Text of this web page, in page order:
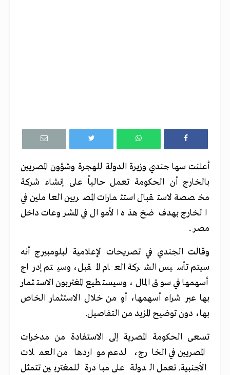
أعلنت سها جندي وزيرة الدولة للهجرة وشؤون المصريين
بالخارج أن الحكومة تعمل حالياً على إنشاء شركة
مخصصة لاستقبال استثمارات المصريين العاملين في
الخارج بهدف ضخ هذه الأموال في المشروعات داخل
مصر .
وقالت الجندي في تصريحات لإعلامية لبلومبيرج أنه
سيتم تأسيس الشركة العام المقبل، وسيتم إدراج
أسهمها في سوق المال، وسيستطيع المغتربون الاستثمار
بها عبر شراء أسهمها، أو من خلال الاستثمار الخاص
بها، دون توضيح المزيد من التفاصيل.
تسعى الحكومة المصرية إلى الاستفادة من مدخرات
المصريين في الخارج، لدعم مواردها من العملات
الأجنبية. تعمل الدولة على مبادرة للمغتربين تتمثل